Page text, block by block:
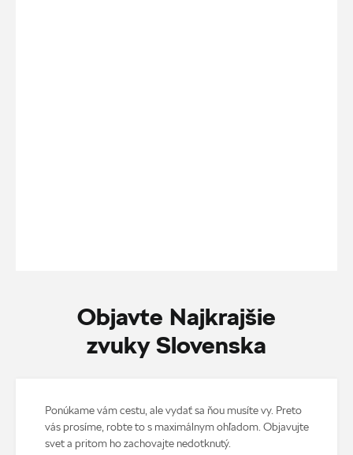
Objavte Najkrajšie
zvuky Slovenska
Ponúkame vám cestu, ale vydať sa ňou musíte vy. Preto
vás prosíme, robte to s maximálnym ohľadom. Objavujte
svet a pritom ho zachovajte nedotknutý.